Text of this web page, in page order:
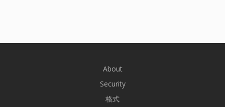
About
Security
格式